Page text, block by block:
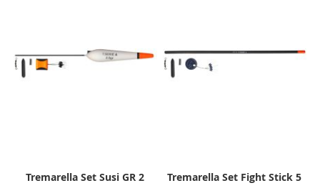
Tremarella Set Susi GR 2
Tremarella Set Fight Stick 5